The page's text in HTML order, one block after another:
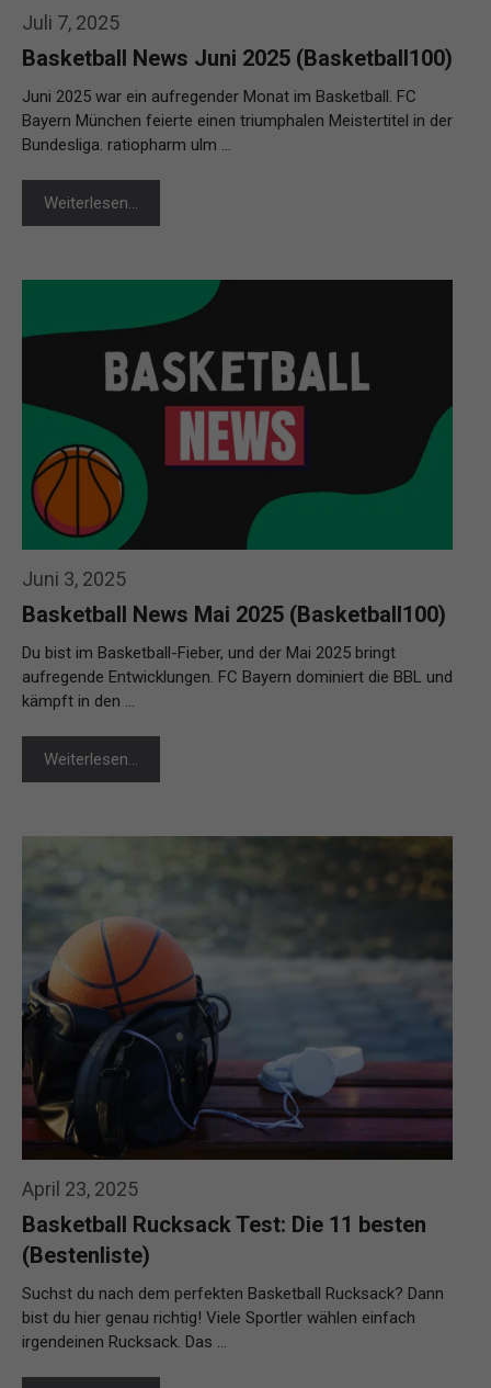
Juli 7, 2025
Basketball News Juni 2025 (Basketball100)
Juni 2025 war ein aufregender Monat im Basketball. FC
Bayern München feierte einen triumphalen Meistertitel in der
Bundesliga. ratiopharm ulm …
Weiterlesen…
Juni 3, 2025
Basketball News Mai 2025 (Basketball100)
Du bist im Basketball-Fieber, und der Mai 2025 bringt
aufregende Entwicklungen. FC Bayern dominiert die BBL und
kämpft in den …
Weiterlesen…
April 23, 2025
Basketball Rucksack Test: Die 11 besten
(Bestenliste)
Suchst du nach dem perfekten Basketball Rucksack? Dann
bist du hier genau richtig! Viele Sportler wählen einfach
irgendeinen Rucksack. Das …